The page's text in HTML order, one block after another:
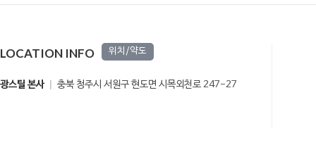
LOCATION INFO 위치/약도
광스틸 본사 충북 청주시 서원구 현도면 시목외천로 247-27